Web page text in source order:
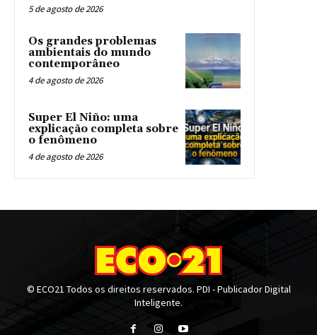
5 de agosto de 2026
Os grandes problemas
ambientais do mundo
contemporâneo
4 de agosto de 2026
Super El Niño: uma
explicação completa sobre
o fenômeno
4 de agosto de 2026
© ECO21 Todos os direitos reservados. PDI - Publicador Digital
Inteligente.